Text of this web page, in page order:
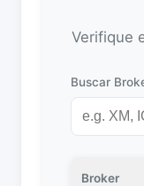
Verifique
Buscar
Broker